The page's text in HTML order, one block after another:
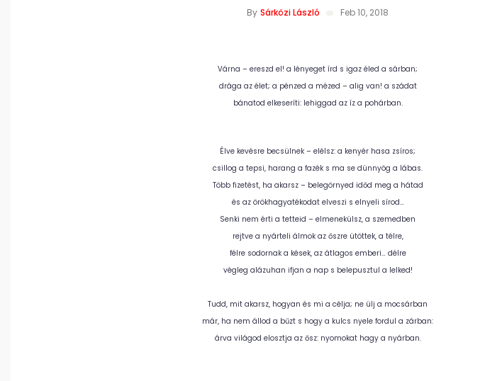
By Sárközi László Feb 10, 2018
Várna – ereszd el! a lényeget írd s igaz éled a sárban;
drága az élet; a pénzed a mézed – alig van! a szádat
bánatod elkeseríti: lehiggad az íz a pohárban.
Élve kevésre becsülnek – elélsz: a kenyér hasa zsíros;
csillog a tepsi, harang a fazék s ma se dünnyög a lábas.
Több fizetést, ha akarsz – belegörnyed időd meg a hátad
és az örökhagyatékodat elveszi s elnyeli sírod…
Senki nem érti a tetteid – elmenekülsz, a szemedben
rejtve a nyárteli álmok az őszre ütöttek, a télre,
félre sodornak a kések, az átlagos emberi… délre
végleg alázuhan ifjan a nap s belepusztul a lelked!
Tudd, mit akarsz, hogyan és mi a célja; ne ülj a mocsárban
már, ha nem állod a bűzt s hogy a kulcs nyele fordul a zárban:
árva világod elosztja az ősz: nyomokat hagy a nyárban.